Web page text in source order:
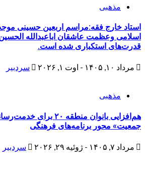
مذهبی
استاد خارج فقه:مراسم اربعین حسینی
اسلامی وعظمت عاشقان اباعبدالله
قدرت‌های استکباری شده است.
مرداد ۱۰, ۱۴۰۵ - اوت ۱, ۲۰۲۶ سردبیر
مذهبی
هم‌افزایی بانوان منطقه
جمعیت» محور برنامه‌های فرهنگی
مرداد ۷, ۱۴۰۵ - ژوئیه ۲۹, ۲۰۲۶ سردبیر